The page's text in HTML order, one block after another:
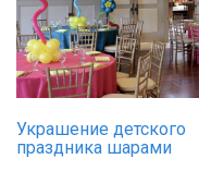
Украшение детского
праздника шарами